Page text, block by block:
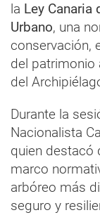
la Ley Canaria
Urbano, una
conservación,
del patrimonio
del
Durante la
Nacionalista
quien destacó
marco
arbóreo más
seguro y